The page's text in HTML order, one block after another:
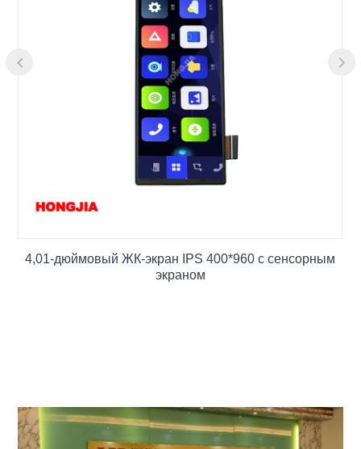
4,01-дюймовый ЖК-экран IPS 400*960 с сенсорным
экраном